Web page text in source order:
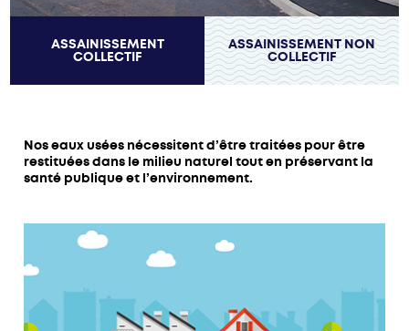
ASSAINISSEMENT
COLLECTIF
ASSAINISSEMENT NON
COLLECTIF
Nos eaux usées nécessitent d’être traitées pour être
restituées dans le milieu naturel tout en préservant la
santé publique et l’environnement.